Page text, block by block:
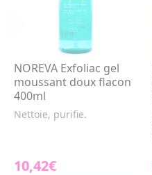
NOREVA Exfoliac gel
moussant doux flacon
400ml
Nettoie, purifie.
10,42€